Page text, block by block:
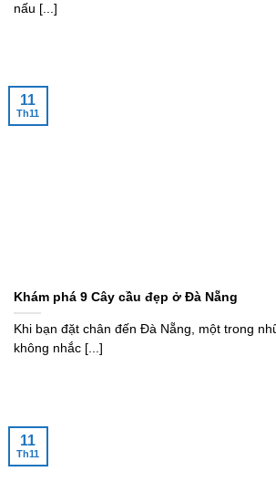
nấu [...]
Khám phá 9 Cây cầu đẹp ở Đà Nẵng
Khi bạn đặt chân đến Đà Nẵng, một trong
không nhắc [...]
11
Th11
11
Th11